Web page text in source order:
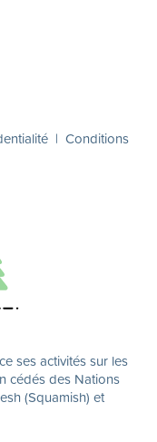
| Conditions
ses activités sur les
cédés des Nations
(Squamish) et